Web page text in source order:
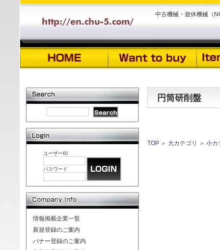
中古機械・遊休機械（
円筒研削盤
TOP ＞ 大カテゴリ ＞ 小カ
ユーザーID
パスワード
情報掲載企業一覧
新規登録のご案内
バナー登録のご案内